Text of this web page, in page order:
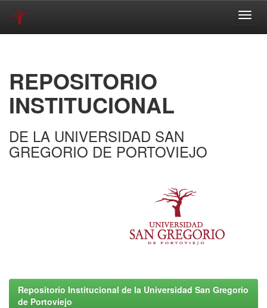
REPOSITORIO
INSTITUCIONAL
DE LA UNIVERSIDAD SAN
GREGORIO DE PORTOVIEJO
Repositorio Institucional de la Universidad San Gregorio
de Portoviejo